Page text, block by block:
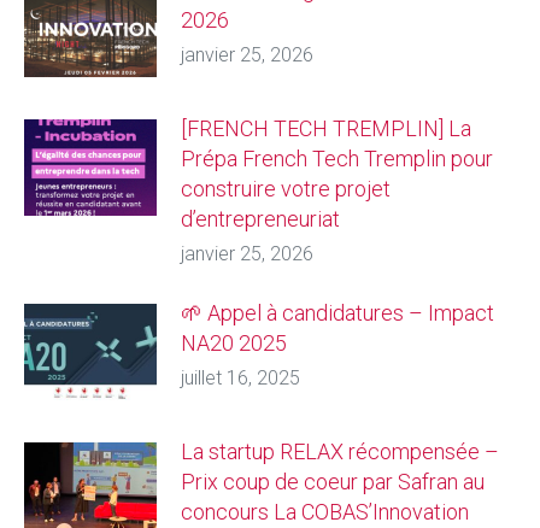
2026
janvier 25, 2026
[FRENCH TECH TREMPLIN] La
Prépa French Tech Tremplin pour
construire votre projet
d’entrepreneuriat
janvier 25, 2026
🌱 Appel à candidatures – Impact
NA20 2025
juillet 16, 2025
La startup RELAX récompensée –
Prix coup de coeur par Safran au
concours La COBAS’Innovation